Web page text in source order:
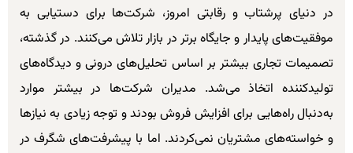
در دنیای پرشتاب و رقابتی امروز، شرکت‌ها برای دستیابی به
موفقیت‌های پایدار و جایگاه برتر در بازار تلاش می‌کنند. در گذشته،
تصمیمات تجاری بیشتر بر اساس تحلیل‌های درونی و دیدگاه‌های
تولیدکننده اتخاذ می‌شد. مدیران شرکت‌ها در بیشتر موارد
به‌دنبال راه‌هایی برای افزایش فروش بودند و توجه زیادی به نیازها
و خواسته‌های مشتریان نمی‌کردند. اما با پیشرفت‌های شگرف در